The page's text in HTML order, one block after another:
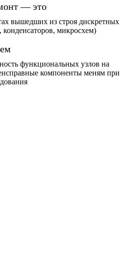
— это
вышедших из строя дискретных
конденсаторов, микросхем)
функциональных узлов на
компоненты меням при